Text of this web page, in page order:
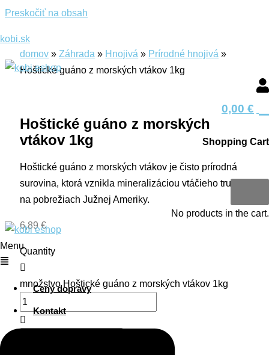
Preskočiť na obsah
kobi.sk
0,00 €
Shopping Cart
No products in the cart.
Menu
Ceny dopravy
Kontakt
domov »Záhrada » Hnojivá » Prírodné hnojivá »
Hoštické guáno z morských vtákov 1kg
Hoštické guáno z morských
vtákov 1kg
Hoštické guáno z morských vtákov je čisto prírodná
surovina, ktorá vznikla mineralizáciou vtáčieho trusu
na pobrežiach Južnej Ameriky.
6,89€
Quantity
množstvo Hoštické guáno z morských vtákov 1kg